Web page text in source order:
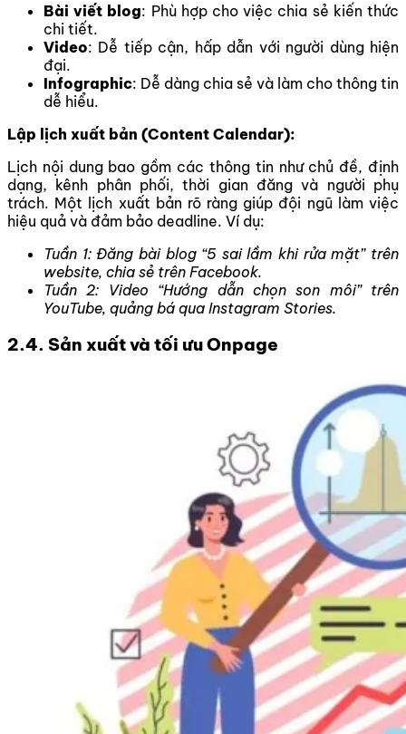
Bài viết blog: Phù hợp cho việc chia sẻ kiến thức
chi tiết.
Video: Dễ tiếp cận, hấp dẫn với người dùng hiện
đại.
Infographic: Dễ dàng chia sẻ và làm cho thông tin
dễ hiểu.
Lập lịch xuất bản (Content Calendar):
Lịch nội dung bao gồm các thông tin như chủ đề, định
dạng, kênh phân phối, thời gian đăng và người phụ
trách. Một lịch xuất bản rõ ràng giúp đội ngũ làm việc
hiệu quả và đảm bảo deadline. Ví dụ:
Tuần 1: Đăng bài blog “5 sai lầm khi rửa mặt” trên
website, chia sẻ trên Facebook.
Tuần 2: Video “Hướng dẫn chọn son môi” trên
YouTube, quảng bá qua Instagram Stories.
2.4. Sản xuất và tối ưu Onpage